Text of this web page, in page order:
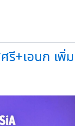
รี+เอนก เพิ่ม